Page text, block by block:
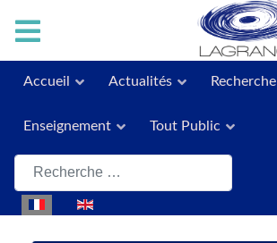
Accueil Actualités Recherche
Enseignement Tout Public
Rechercher
Sélectionnez votre langue